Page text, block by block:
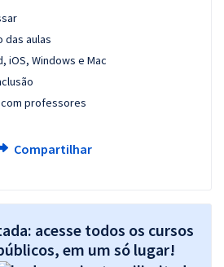
das aulas
iOS, Windows e Mac
professores
Compartilhar
acesse todos os cursos
em um só lugar!